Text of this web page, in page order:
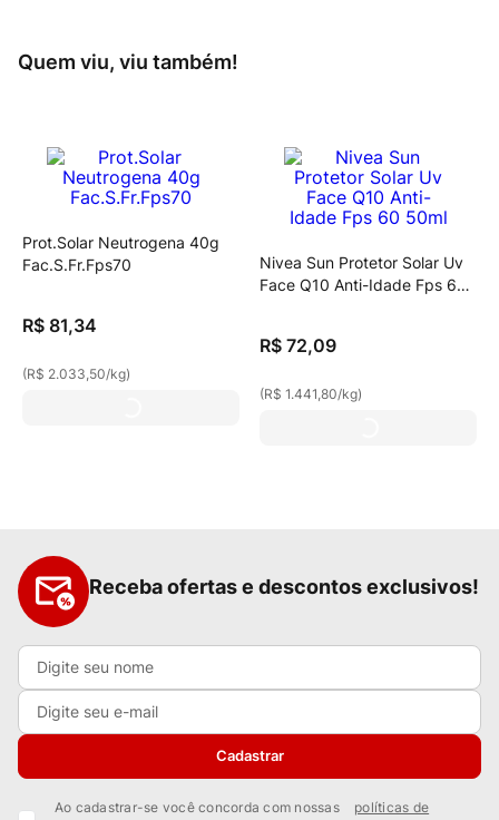
Quem viu, viu também!
Prot.Solar Neutrogena 40g
Fac.S.Fr.Fps70
R$ 81,34
(R$ 2.033,50/kg)
Nivea Sun Protetor Solar Uv
Face Q10 Anti-Idade Fps 60
R$ 72,09
(R$ 1.441,80/kg)
Receba ofertas e descontos exclusivos!
Cadastrar
Ao cadastrar-se você concorda com nossas
políticas de